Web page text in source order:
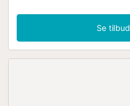
Se tilbud